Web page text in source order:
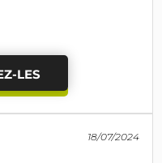
LES
18/07/2024